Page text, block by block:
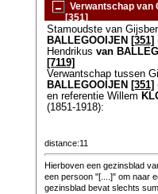
Verwantschap van
[351]
Stamoudste van
BALLEGOOIJEN [351]
Hendrikus van
[7119]
Verwantschap tussen
BALLEGOOIJEN [351]
en referentie Willem
(1851-1918):
distance:11
Hierboven een gezinsblad
een persoon "[....]" om naar
gezinsblad bevat slechts